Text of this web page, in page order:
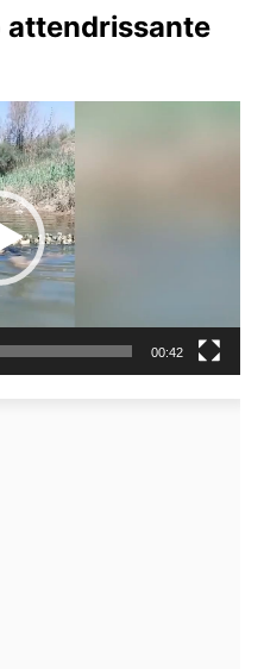
attendrissante
00:42